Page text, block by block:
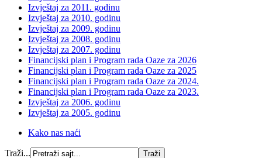
Izvještaj za 2011. godinu
Izvještaj za 2010. godinu
Izvještaj za 2009. godinu
Izvještaj za 2008. godinu
Izvještaj za 2007. godinu
Financijski plan i Program rada Oaze za 2026
Financijski plan i Program rada Oaze za 2025
Financijski plan i Program rada Oaze za 2024.
Financijski plan i Program rada Oaze za 2023.
Izvještaj za 2006. godinu
Izvještaj za 2005. godinu
Kako nas naći
Traži...